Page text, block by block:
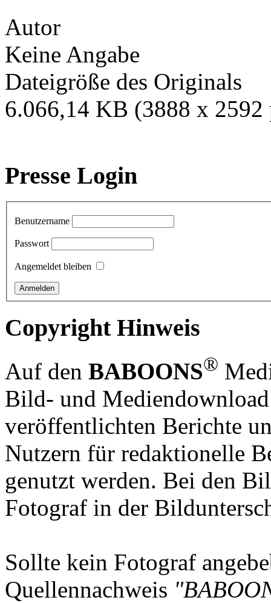
Autor
Keine Angabe
Dateigröße des Originals
6.066,14 KB (3888 x 2592
Presse Login
Benutzername
Passwort
Angemeldet bleiben
Copyright Hinweis
Auf den BABOONS®
Bild- und
veröffentlichten Berichte
Nutzern für redaktionelle
genutzt werden. Bei den
Fotograf in der
Sollte kein Fotograf
Quellennachweis